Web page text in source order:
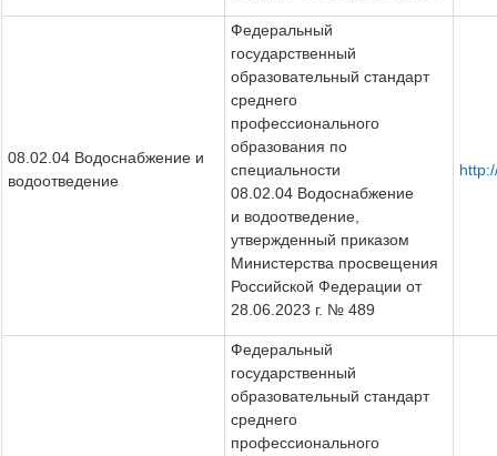
08.02.04 Водоснабжение и
водоотведение
Федеральный
государственный
образовательный стандарт
среднего
профессионального
образования по
специальности
08.02.04 Водоснабжение
и водоотведение,
утвержденный приказом
Министерства просвещения
Российской Федерации от
28.06.2023 г. № 489
Федеральный
государственный
образовательный стандарт
среднего
профессионального